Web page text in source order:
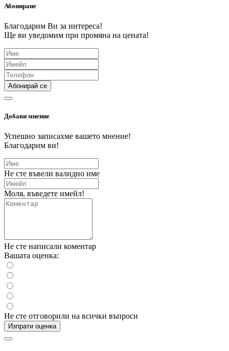
Абониране
Благодарим Ви за интереса!
Ще ви уведомим при промяна на цената!
Абонирай се
Добави мнение
Успешно записахме вашето мнение!
Благодарим ви!
Не сте въвели валидно име
Моля, въведете имейл!
Не сте написали коментар
Вашата оценка:
Не сте отговорили на всички въпроси
Изпрати оценка